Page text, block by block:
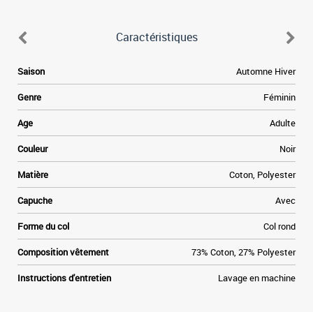
Caractéristiques
Saison Automne Hiver
Genre Féminin
Age Adulte
Couleur Noir
Matière Coton, Polyester
Capuche Avec
Forme du col Col rond
Composition vêtement 73% Coton, 27% Polyester
Instructions d'entretien Lavage en machine